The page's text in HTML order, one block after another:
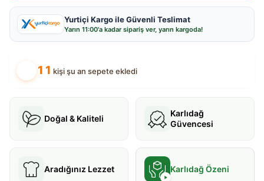
Yurtiçi Kargo ile Güvenli Teslimat
Yarın 11:00'a kadar sipariş ver, yarın kargoda!
11 kişi şu an sepete ekledi
Doğal & Kaliteli
Karlıdağ
Güvencesi
Aradığınız Lezzet Karlıdağ Özeni